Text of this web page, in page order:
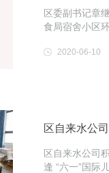
区委副书记章
食局宿舍小区
2020-06-10
区自来水公
区自来水公司
逢 “六一”国际